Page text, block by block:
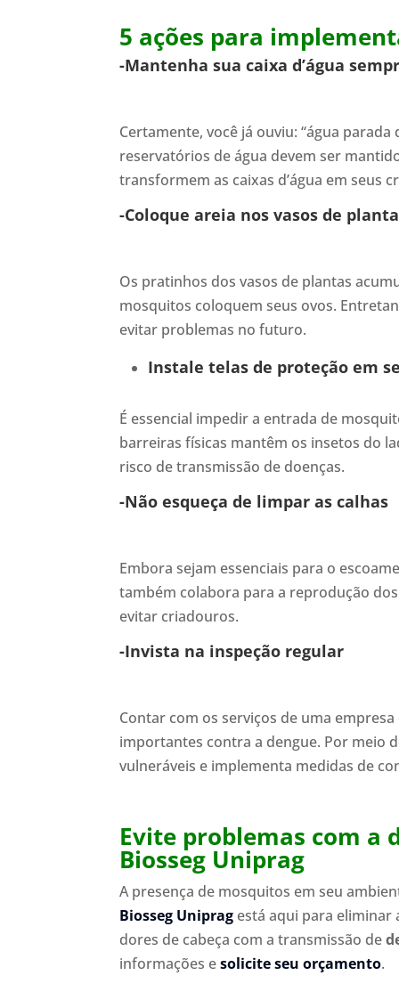
5 ações para
-Mantenha sua caixa d’água
Certamente, você já ouviu: “água
reservatórios de água devem ser
transformem as caixas d’água em seus
-Coloque areia nos vasos de
Os pratinhos dos vasos de plantas
mosquitos coloquem seus ovos.
evitar problemas no futuro.
Instale telas de proteção em
É essencial impedir a entrada de
barreiras físicas mantêm os insetos do
risco de transmissão de doenças.
-Não esqueça de limpar as calhas
Embora sejam essenciais para o
também colabora para a reprodução
evitar criadouros.
-Invista na inspeção regular
Contar com os serviços de uma
importantes contra a dengue. Por meio
vulneráveis e implementa medidas de
Evite problemas com a
Biosseg Uniprag
A presença de mosquitos em seu
Biosseg Uniprag está aqui para eliminar
dores de cabeça com a transmissão de
informações esolicite seu orçamento.